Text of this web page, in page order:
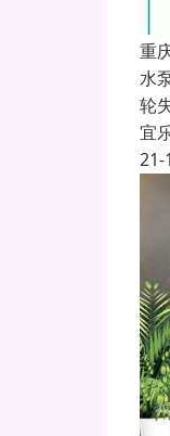
重
水
轮
宜
21-